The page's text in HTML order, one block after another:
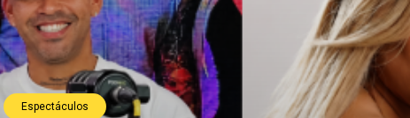
Espectáculos